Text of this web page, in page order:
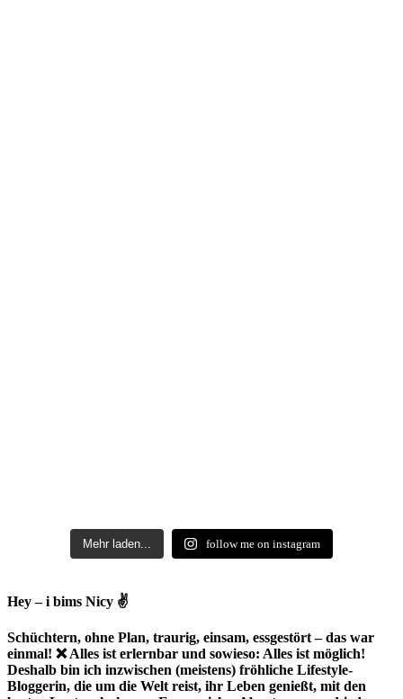
Mehr laden... follow me on instagram
Hey – i bims Nicy ✌
Schüchtern, ohne Plan, traurig, einsam, essgestört – das war
einmal! ❌ Alles ist erlernbar und sowieso: Alles ist möglich!
Deshalb bin ich inzwischen (meistens) fröhliche Lifestyle-
Bloggerin, die um die Welt reist, ihr Leben genießt, mit den